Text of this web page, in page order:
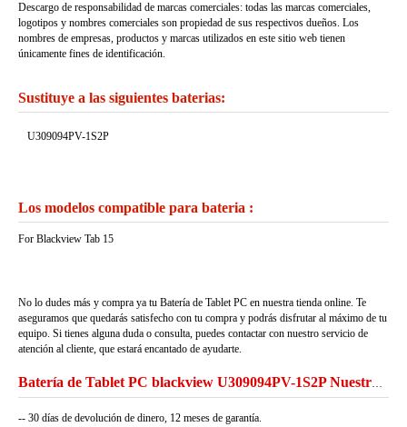
Descargo de responsabilidad de marcas comerciales: todas las marcas comerciales,
logotipos y nombres comerciales son propiedad de sus respectivos dueños. Los
nombres de empresas, productos y marcas utilizados en este sitio web tienen
únicamente fines de identificación.
Sustituye a las siguientes baterias:
U309094PV-1S2P
Los modelos compatible para bateria :
For Blackview Tab 15
No lo dudes más y compra ya tu Batería de Tablet PC en nuestra tienda online. Te
aseguramos que quedarás satisfecho con tu compra y podrás disfrutar al máximo de tu
equipo. Si tienes alguna duda o consulta, puedes contactar con nuestro servicio de
atención al cliente, que estará encantado de ayudarte.
Batería de Tablet PC blackview U309094PV-1S2P Nuestra Garantía
-- 30 días de devolución de dinero, 12 meses de garantía.